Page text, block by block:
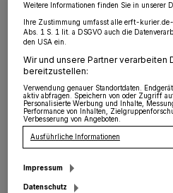
13.03.2015 , 09:02 Uhr
Von Michael Scheffler
Weitere Informationen finden Sie in unserer
Ihre Zustimmung umfasst alle erft-
Abs. 1 S. 1 lit. a DSGVO auch die
den USA ein.
Wir und unsere Partner verarbeiten
bereitzustellen:
Verwendung genauer Standortdaten.
aktiv abfragen. Speichern von oder Zugriff
Personalisierte Werbung und Inhalte,
Performance von Inhalten,
Verbesserung von Angeboten.
Ausführliche Informationen
Impressum
Datenschutz